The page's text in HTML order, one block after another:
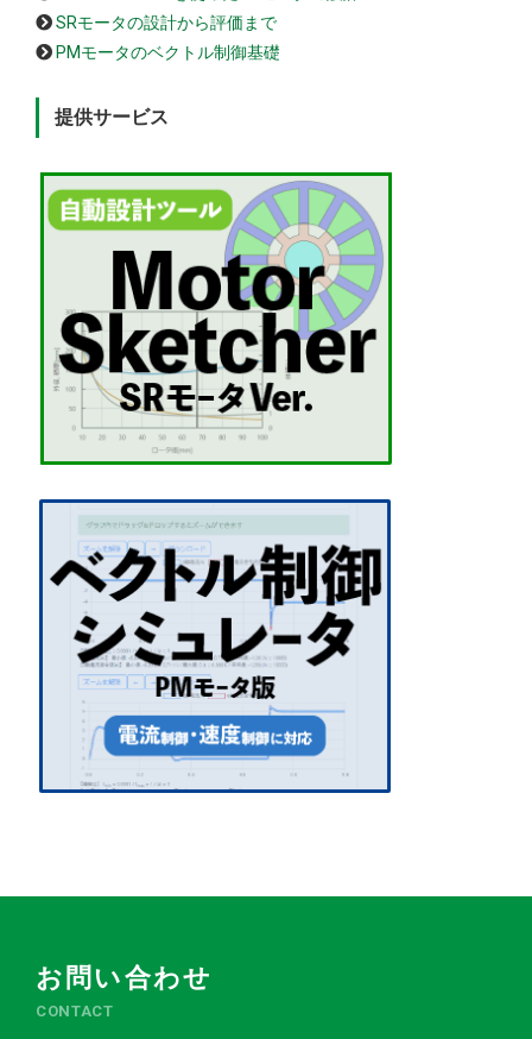
SRモータの設計から評価まで
PMモータのベクトル制御基礎
提供サービス
お問い合わせ
CONTACT